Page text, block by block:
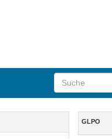
Inhalt
GLPO